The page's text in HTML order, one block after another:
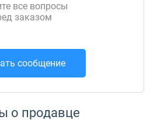
все вопросы
заказом
сообщение
о продавце